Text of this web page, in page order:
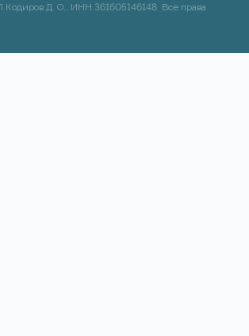
Кодиров Д. О., ИНН 361605146148. Все права